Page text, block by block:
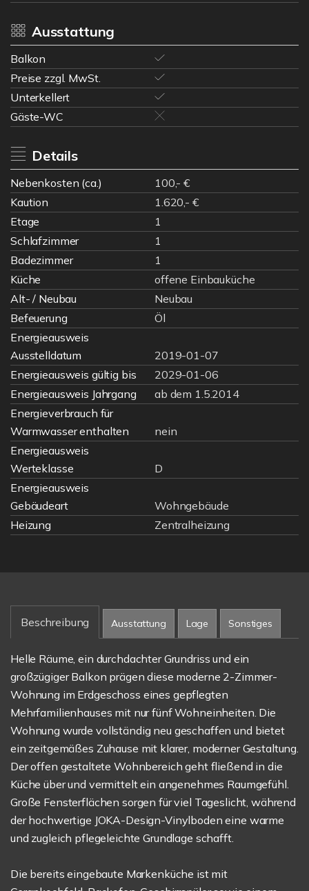
Ausstattung
Balkon
Preise zzgl. MwSt.
Unterkellert
Gäste-WC
Details
Nebenkosten (ca.)
100,- €
Kaution
1.620,- €
Etage
1
Schlafzimmer
1
Badezimmer
1
Küche
offene Einbauküche
Alt- / Neubau
Neubau
Befeuerung
Öl
Energieausweis
Ausstelldatum
2019-01-07
Energieausweis gültig bis
2029-01-06
Energieausweis Jahrgang
ab dem 1.5.2014
Energieverbrauch für
Warmwasser enthalten
nein
Energieausweis
Werteklasse
D
Energieausweis
Gebäudeart
Wohngebäude
Heizung
Zentralheizung
Beschreibung Ausstattung Lage Sonstiges
Helle Räume, ein durchdachter Grundriss und ein
großzügiger Balkon prägen diese moderne 2-Zimmer-
Wohnung im Erdgeschoss eines gepflegten
Mehrfamilienhauses mit nur fünf Wohneinheiten. Die
Wohnung wurde vollständig neu geschaffen und bietet
ein zeitgemäßes Zuhause mit klarer, moderner Gestaltung.
Der offen gestaltete Wohnbereich geht fließend in die
Küche über und vermittelt ein angenehmes Raumgefühl.
Große Fensterflächen sorgen für viel Tageslicht, während
der hochwertige JOKA-Design-Vinylboden eine warme
und zugleich pflegeleichte Grundlage schafft.
Die bereits eingebaute Markenküche ist mit